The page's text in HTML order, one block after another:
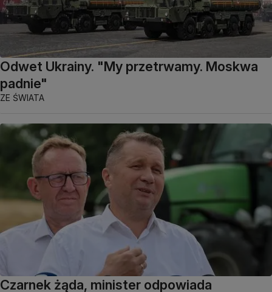
Odwet Ukrainy. "My przetrwamy. Moskwa
padnie"
ZE ŚWIATA
Czarnek żąda, minister odpowiada